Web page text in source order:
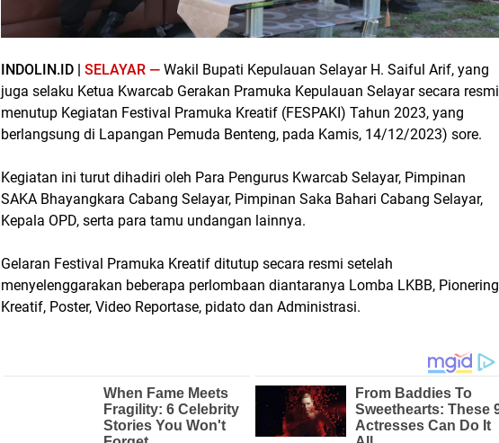
INDOLIN.ID | SELAYAR — Wakil Bupati Kepulauan Selayar H. Saiful Arif, yang
juga selaku Ketua Kwarcab Gerakan Pramuka Kepulauan Selayar secara resmi
menutup Kegiatan Festival Pramuka Kreatif (FESPAKI) Tahun 2023, yang
berlangsung di Lapangan Pemuda Benteng, pada Kamis, 14/12/2023) sore.
Kegiatan ini turut dihadiri oleh Para Pengurus Kwarcab Selayar, Pimpinan
SAKA Bhayangkara Cabang Selayar, Pimpinan Saka Bahari Cabang Selayar,
Kepala OPD, serta para tamu undangan lainnya.
Gelaran Festival Pramuka Kreatif ditutup secara resmi setelah
menyelenggarakan beberapa perlombaan diantaranya Lomba LKBB, Pionering
Kreatif, Poster, Video Reportase, pidato dan Administrasi.